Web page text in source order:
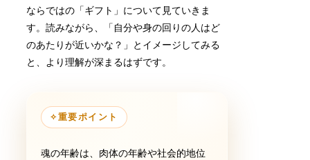
ならではの「ギフト」について見ていきま
す。読みながら、「自分や身の回りの人はど
のあたりが近いかな？」とイメージしてみる
と、より理解が深まるはずです。
✧重要ポイント
魂の年齢は、肉体の年齢や社会的地位